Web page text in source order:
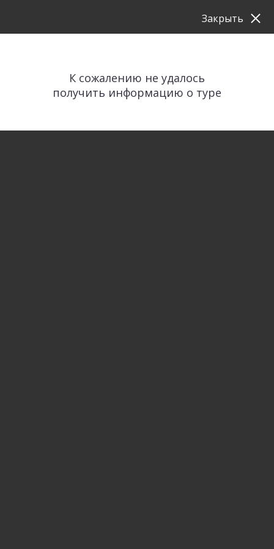
К сожалению не удалось
получить информацию о туре
Закрыть